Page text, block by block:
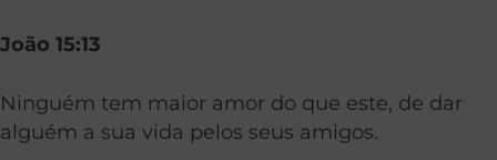
João 15:13
Ninguém tem maior amor do que este, de dar
alguém a sua vida pelos seus amigos.